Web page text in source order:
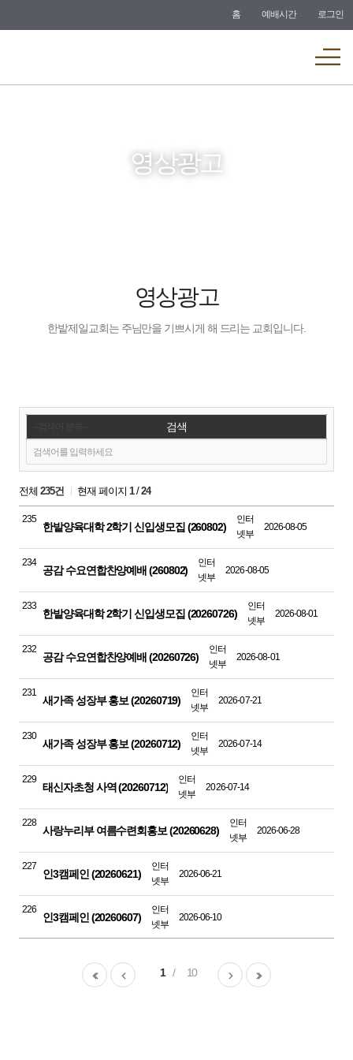
홈 예배시간 로그인
영상광고
영상광고
한밭제일교회는 주님만을 기쁘시게 해 드리는 교회입니다.
검색
전체 235건 현재 페이지1/24
235
한밭양육대학 2학기 신입생모집 (260802)
인터
넷부
2026-08-05
234
공감 수요연합찬양예배 (260802)
인터
넷부
2026-08-05
233
한밭양육대학 2학기 신입생모집 (20260726)
인터
넷부
2026-08-01
232
공감 수요연합찬양예배 (20260726)
인터
넷부
2026-08-01
231
새가족 성장부 홍보 (20260719)
인터
넷부
2026-07-21
230
새가족 성장부 홍보 (20260712)
인터
넷부
2026-07-14
229
태신자초청 사역 (20260712)
인터
넷부
2026-07-14
228
사랑누리부 여름수련회홍보 (20260628)
인터
넷부
2026-06-28
227
인3캠페인 (20260621)
인터
넷부
2026-06-21
226
인3캠페인 (20260607)
인터
넷부
2026-06-10
1 10